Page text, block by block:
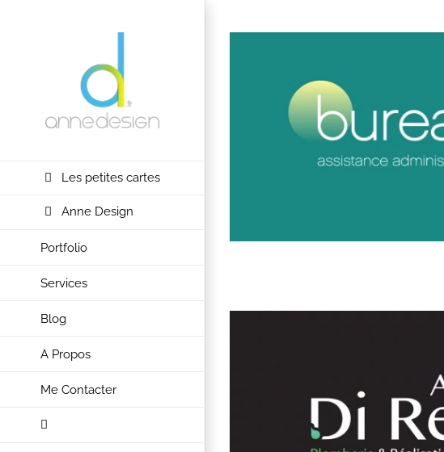
Les petites cartes
Anne Design
Portfolio
Services
Blog
A Propos
Me Contacter